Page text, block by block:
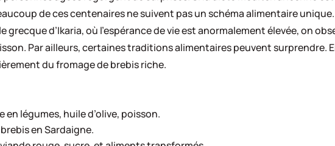
de ces centenaires ne suivent pas un schéma alimentaire
grecque d’Ikaria, où l’espérance de vie est anormalement élevée, on
Par ailleurs, certaines traditions alimentaires peuvent surprendre.
du fromage de brebis riche.
en légumes, huile d’olive, poisson.
en Sardaigne.